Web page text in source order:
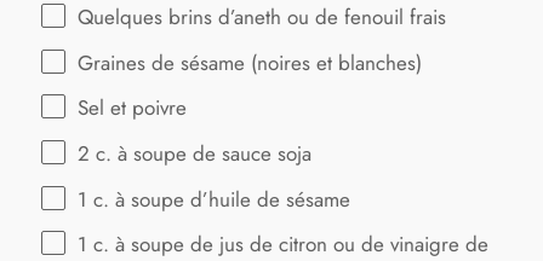
Quelques brins d’aneth ou de fenouil frais
Graines de sésame (noires et blanches)
Sel et poivre
2 c. à soupe de sauce soja
1 c. à soupe d’huile de sésame
1 c. à soupe de jus de citron ou de vinaigre de